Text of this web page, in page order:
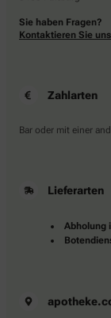
Sie haben Fragen?
Kontaktieren Sie
Zahlarten
Bar oder mit einer
Lieferarten
Abholung